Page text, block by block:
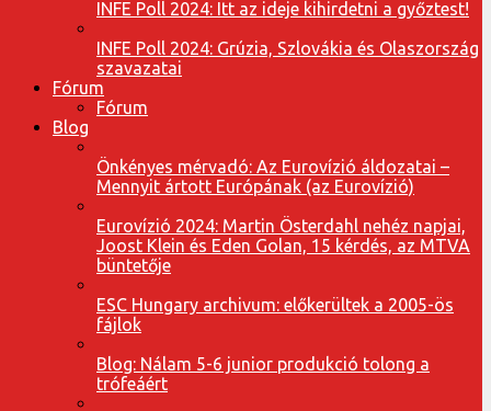
INFE Poll 2024: Itt az ideje kihirdetni a győztest!
INFE Poll 2024: Grúzia, Szlovákia és Olaszország
szavazatai
Fórum
Fórum
Blog
Önkényes mérvadó: Az Eurovízió áldozatai –
Mennyit ártott Európának (az Eurovízió)
Eurovízió 2024: Martin Österdahl nehéz napjai,
Joost Klein és Eden Golan, 15 kérdés, az MTVA
büntetője
ESC Hungary archivum: előkerültek a 2005-ös
fájlok
Blog: Nálam 5-6 junior produkció tolong a
trófeáért